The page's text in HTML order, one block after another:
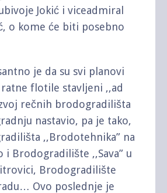
Jokić i viceadmiral
o kome će biti posebno
je da su svi planovi
ratne flotile stavljeni ,,ad
rečnih brodogradilišta
nastavio, pa je tako,
,,Brodotehnika” na
Brodogradilište ,,Sava” u
Brodogradilište
Ovo poslednje je